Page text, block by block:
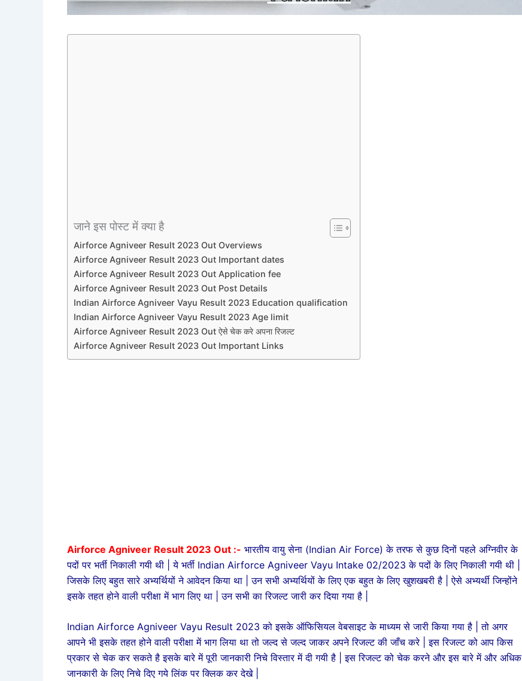
जाने इस पोस्ट में क्या है
Airforce Agniveer Result 2023 Out Overviews
Airforce Agniveer Result 2023 Out Important dates
Airforce Agniveer Result 2023 Out Application fee
Airforce Agniveer Result 2023 Out Post Details
Indian Airforce Agniveer Vayu Result 2023 Education qualification
Indian Airforce Agniveer Vayu Result 2023 Age limit
Airforce Agniveer Result 2023 Out ऐसे चेक करे अपना रिजल्ट
Airforce Agniveer Result 2023 Out Important Links
Airforce Agniveer Result 2023 Out :- भारतीय वायु सेना (Indian Air Force) के तरफ से कुछ दिनों पहले अग्निवीर के
पदों पर भर्ती निकाली गयी थी | ये भर्ती Indian Airforce Agniveer Vayu Intake 02/2023 के पदों के लिए निकाली गयी थी |
जिसके लिए बहुत सारे अभ्यर्थियों ने आवेदन किया था | उन सभी अभ्यर्थियों के लिए एक बहुत के लिए खुशखबरी है | ऐसे अभ्यर्थी जिन्होंने
इसके तहत होने वाली परीक्षा में भाग लिए था |उन सभी का रिजल्ट जारी कर दिया गया है |
Indian Airforce Agniveer Vayu Result 2023 को इसके ऑफिसियल वेबसाइट के माध्यम से जारी किया गया है | तो अगर
आपने भी इसके तहत होने वाली परीक्षा में भाग लिया था तो जल्द से जल्द जाकर अपने रिजल्ट की जाँच करे | इस रिजल्ट को आप किस
प्रकार से चेक कर सकते है इसके बारे में पूरी जानकारी निचे विस्तार में दी गयी है | इस रिजल्ट को चेक करने और इस बारे में और अधिक
जानकारी के लिए निचे दिए गये लिंक पर क्लिक कर देखे |